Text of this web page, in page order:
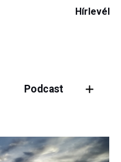
Hírlevél
Podcast